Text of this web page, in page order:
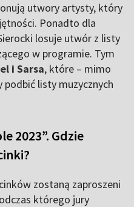
utwory artysty, który
Ponadto dla
losuje utwór z listy
w programie. Tym
i Sarsa, które – mimo
podbić listy muzycznych
2023”. Gdzie
zostaną zaproszeni
którego jury